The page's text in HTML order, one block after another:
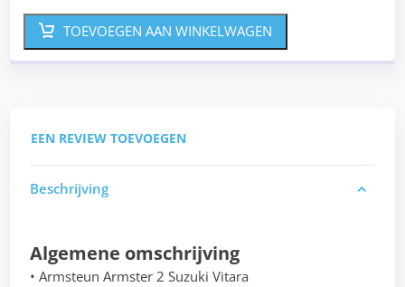
TOEVOEGEN AAN WINKELWAGEN
EEN REVIEW TOEVOEGEN
Beschrijving
Algemene omschrijving
• Armsteun Armster 2 Suzuki Vitara